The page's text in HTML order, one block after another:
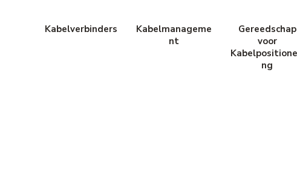
Kabelverbinders
Kabelmanageme
nt
Gereedschap
voor
ng